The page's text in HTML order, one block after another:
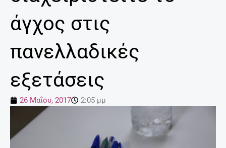
άγχος στις
πανελλαδικές
εξετάσεις
26 Μαΐου, 2017 2:05 μμ